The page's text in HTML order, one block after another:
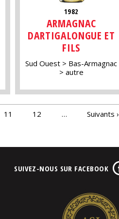
1982
ARMAGNAC
DARTIGALONGUE ET
FILS
Sud Ouest
Bas-Armagnac
autre
11 12 …
Suivants ›
SUIVEZ-NOUS SUR FACEBOOK